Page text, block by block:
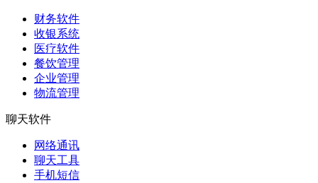
财务软件
收银系统
医疗软件
餐饮管理
企业管理
物流管理
聊天软件
网络通讯
聊天工具
手机短信